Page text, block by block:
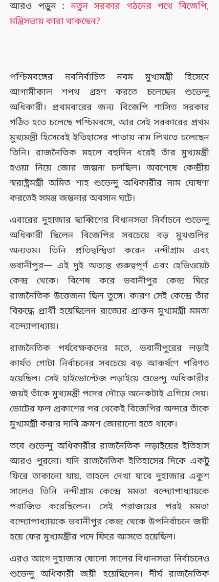
আরও পড়ুন :নতুন সরকার গঠনের পথে বিজেপি,
মন্ত্রিসভায় কারা থাকছেন?
পশ্চিমবঙ্গের নবনির্বাচিত নবম মুখ্যমন্ত্রী হিসেবে
আগামীকাল শপথ গ্রহণ করতে চলেছেন শুভেন্দু
অধিকারী। প্রথমবারের জন্য বিজেপি শাসিত সরকার
গঠিত হতে চলেছে পশ্চিমবঙ্গে, আর সেই সরকারের প্রথম
মুখ্যমন্ত্রী হিসেবেই ইতিহাসের পাতায় নাম লিখতে চলেছেন
তিনি। রাজনৈতিক মহলে বহুদিন ধরেই তাঁর মুখ্যমন্ত্রী
হওয়া নিয়ে জোর জল্পনা চলছিল। অবশেষে কেন্দ্রীয়
স্বরাষ্ট্রমন্ত্রী অমিত শাহ শুভেন্দু অধিকারীর নাম ঘোষণা
করতেই সমস্ত জল্পনার অবসান ঘটে।
এবারের দুহাজার ছাব্বিশের বিধানসভা নির্বাচনে শুভেন্দু
অধিকারী ছিলেন বিজেপির সবচেয়ে বড় মুখগুলির
অন্যতম। তিনি প্রতিদ্বন্দ্বিতা করেন নন্দীগ্রাম এবং
ভবানীপুর— এই দুই অত্যন্ত গুরুত্বপূর্ণ এবং হেভিওয়েট
কেন্দ্র থেকে। বিশেষ করে ভবানীপুর কেন্দ্র ঘিরে
রাজনৈতিক উত্তেজনা ছিল তুঙ্গে। কারণ সেই কেন্দ্রে তাঁর
বিরুদ্ধে প্রার্থী হয়েছিলেন রাজ্যের প্রাক্তন মুখ্যমন্ত্রী মমতা
বন্দ্যোপাধ্যায়।
রাজনৈতিক পর্যবেক্ষকদের মতে, ভবানীপুরের লড়াই
কার্যত গোটা নির্বাচনের সবচেয়ে বড় আকর্ষণে পরিণত
হয়েছিল। সেই হাইভোল্টেজ লড়াইয়ে শুভেন্দু অধিকারীর
জয়ই তাঁকে মুখ্যমন্ত্রী পদের দৌড়ে অনেকটাই এগিয়ে দেয়।
ভোটের ফল প্রকাশের পর থেকেই বিজেপির অন্দরে তাঁকে
মুখ্যমন্ত্রী করার দাবি ক্রমশ জোরালো হতে থাকে।
তবে শুভেন্দু অধিকারীর রাজনৈতিক লড়াইয়ের ইতিহাস
আরও পুরনো। যদি রাজনৈতিক ইতিহাসের দিকে একটু
ফিরে তাকানো যায়, তাহলে দেখা যাবে দুহাজার একুশ
সালেও তিনি নন্দীগ্রাম কেন্দ্রে মমতা বন্দ্যোপাধ্যায়কে
পরাজিত করেছিলেন। সেই পরাজয়ের পরই মমতা
বন্দ্যোপাধ্যায়কে ভবানীপুর কেন্দ্র থেকে উপনির্বাচনে জয়ী
হয়ে ফের মুখ্যমন্ত্রীর পদে ফিরে আসতে হয়েছিল।
এরও আগে দুহাজার ষোলো সালের বিধানসভা নির্বাচনেও
শুভেন্দু অধিকারী জয়ী হয়েছিলেন। দীর্ঘ রাজনৈতিক